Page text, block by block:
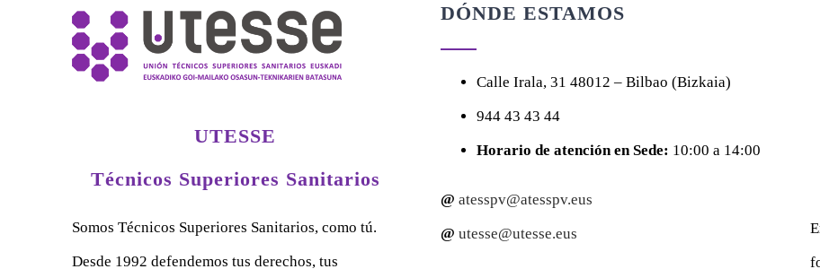
UTESSE
Técnicos Superiores Sanitarios
Somos Técnicos Superiores Sanitarios, como tú.
Desde 1992 defendemos tus derechos, tus
DÓNDE ESTAMOS
CalleIrala, 3148012 – Bilbao (Bizkaia)
944 43 43 44
Horario de atención en Sede: 10:00 a 14:00
@ atesspv@atesspv.eus
@ utesse@utesse.eus